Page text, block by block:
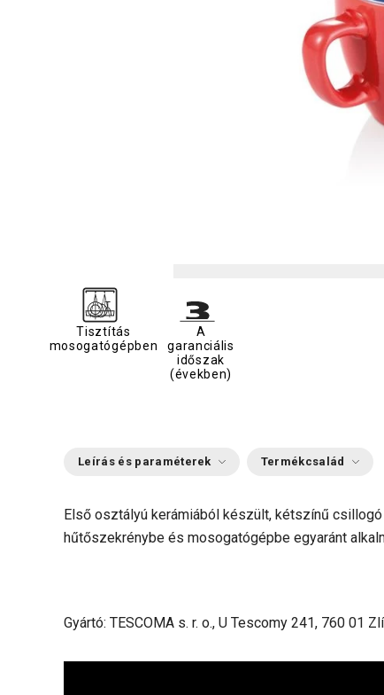
Tisztítás
mosogatógépben
A
garanciális
időszak
(években)
Leírás és paraméterek Termékcsalád
Első osztályú kerámiából készült, kétszínű
hűtőszekrénybe és mosogatógépbe egyaránt
Gyártó: TESCOMA s. r. o., U Tescomy 241, 760 01